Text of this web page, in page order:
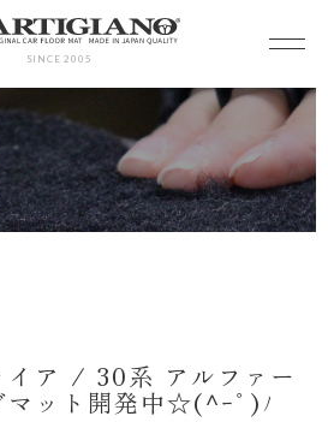
SINCE 2005
イア / 30系 アルファー
マット開発中☆(^ｰﾟ)ﾉ